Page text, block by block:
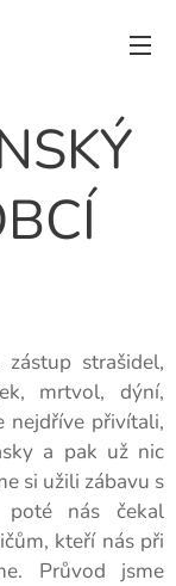
strašidel,
mrtvol, dýní,
nejdříve přivítali,
a pak už nic
si užili zábavu s
nás čekal
kteří nás při
Průvod jsme